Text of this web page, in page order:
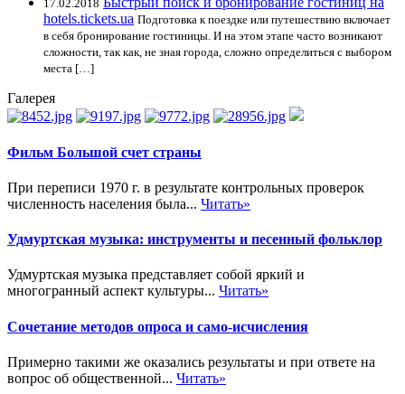
17.02.2018
hotels.tickets.ua Подготовка к поездке или путешествию включает
в себя бронирование гостиницы. И на этом этапе часто возникают
сложности, так как, не зная города, сложно определиться с выбором
места […]
Галерея
Фильм Большой счет страны
При переписи 1970 г. в результате контрольных проверок
численность населения была... Читать»
Удмуртская музыка: инструменты и песенный фольклор
Удмуртская музыка представляет собой яркий и
многогранный аспект культуры... Читать»
Сочетание методов опроса и само-исчисления
Примерно такими же оказались результаты и при ответе на
вопрос об общественной... Читать»